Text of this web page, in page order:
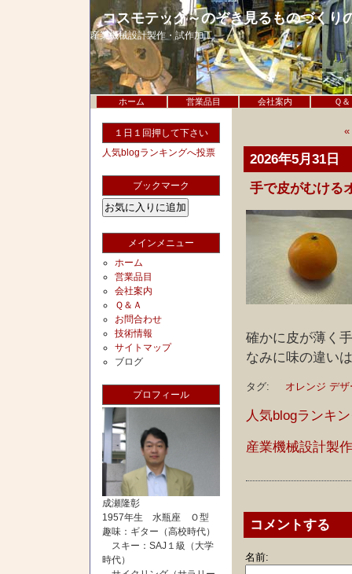
コスモテック～のぞき見るものづくり
産業機械設計製作・試作加工
ホーム 営業品目 会社案内 Ｑ
１日１回押して下さい
人気blogランキングへ投票
ブックマーク
メインメニュー
ホーム
営業品目
会社案内
Ｑ＆Ａ
お問合わせ
技術情報
サイトマップ
ブログ
プロフィール
成瀬隆彰
1957年生 水瓶座 Ｏ型
趣味：ギター（高校時代）
スキー：SAJ１級（大学
時代）
«
2026年5月31日
手で皮がむける
確かに皮が薄く
なみに味の違い
タグ: オレンジ デザ
人気blogランキ
産業機械設計製
コメントする
名前: